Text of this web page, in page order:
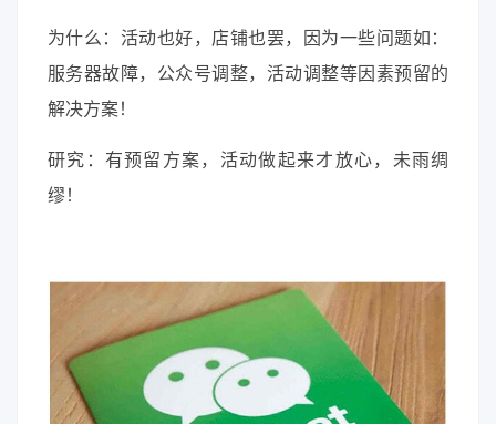
为什么：活动也好，店铺也罢，因为一些问题如：
服务器故障，公众号调整，活动调整等因素预留的
解决方案！
研究：有预留方案，活动做起来才放心，未雨绸
缪！